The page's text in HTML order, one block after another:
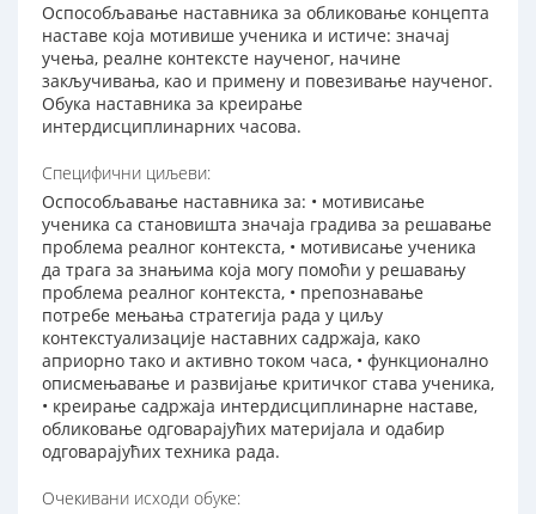
Оспособљавање наставника за обликовање концепта
наставе која мотивише ученика и истиче: значај
учења, реалне контексте наученог, начине
закључивања, као и примену и повезивање наученог.
Обука наставника за креирање
интердисциплинарних часова.
Специфични циљеви:
Оспособљавање наставника за: • мотивисање
ученика са становишта значаја градива за решавање
проблема реалног контекста, • мотивисање ученика
да трага за знањима која могу помоћи у решавању
проблема реалног контекста, • препознавање
потребе мењања стратегија рада у циљу
контекстуализације наставних садржаја, како
априорно тако и активно током часа, • функционално
описмењавање и развијање критичког става ученика,
• креирање садржаја интердисциплинарне наставе,
обликовање одговарајућих материјала и одабир
одговарајућих техника рада.
Очекивани исходи обуке: